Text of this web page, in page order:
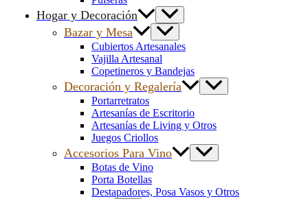
Hogar y Decoración
Bazar y Mesa
Cubiertos Artesanales
Vajilla Artesanal
Copetineros y Bandejas
Decoración y Regalería
Portarretratos
Artesanías de Escritorio
Artesanías de Living y Otros
Juegos Criollos
Accesorios Para Vino
Botas de Vino
Porta Botellas
Destapadores, Posa Vasos y Otros